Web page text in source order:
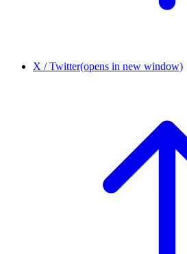
X / Twitter(opens in new window)